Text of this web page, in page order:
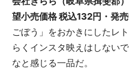
望小売価格 税込132円・発売
ごぼう」をおかきにしたレ
らくインスタ映えはしない
なと感じる一品だ。